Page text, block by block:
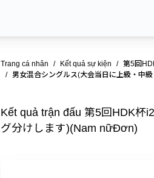
Trang cá nhân Kết quả sự kiện
第5回
男女混合シングルス(大会当日に上級・中
Kết quả trận đấu 第5回HDK杯
グ分けします)(Nam nữĐơn)